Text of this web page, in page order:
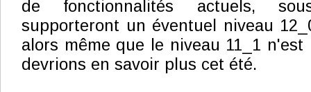
de fonctionnalités actuels,
supporteront un éventuel niveau
alors même que le niveau 11_1 n'est
devrions en savoir plus cet été.